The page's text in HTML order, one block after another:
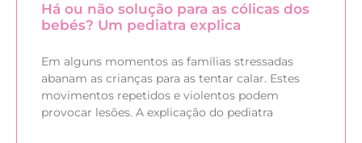
Há ou não solução para as cólicas dos
bebés? Um pediatra explica
Em alguns momentos as famílias stressadas
abanam as crianças para as tentar calar. Estes
movimentos repetidos e violentos podem
provocar lesões. A explicação do pediatra